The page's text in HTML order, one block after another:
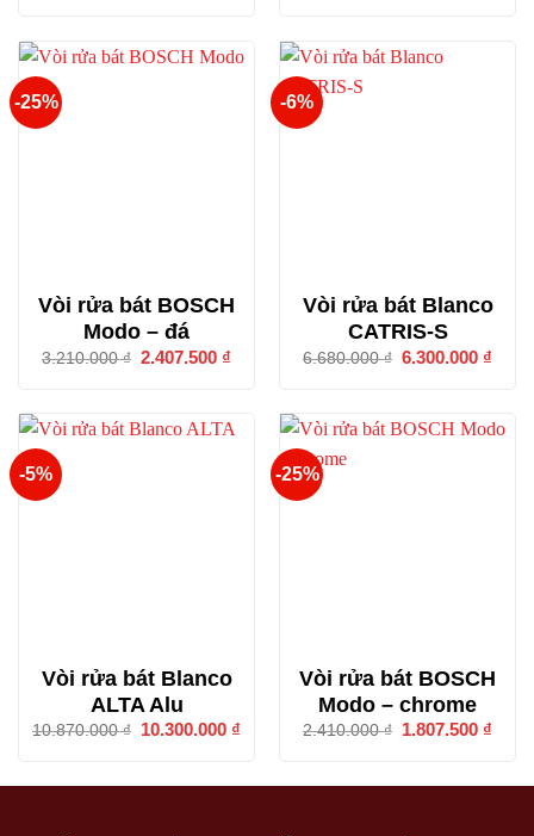
2.800.000 ₫.
-25%
Vòi rửa bát BOSCH
Modo – đá
3.210.000₫ Giá
2.407.500 ₫
2.407.500 ₫.
-6%
Vòi rửa bát Blanco
CATRIS-S
6.680.000₫ Giá
6.300.000 ₫
-5%
Vòi rửa bát Blanco
ALTA Alu
10.870.000₫
Giá
10.300.000 ₫
10.300.000 ₫.
-25%
Vòi rửa bát BOSCH
Modo – chrome
2.410.000₫
Giá
1.807.500 ₫